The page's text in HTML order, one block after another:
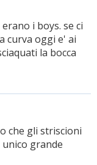
i boys. se ci
curva oggi e' ai
la bocca
che gli striscioni
grande